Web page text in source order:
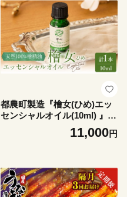
都農町製造『檜女(ひめ)エッ
センシャルオイル(10ml) 』計
1本 檜 香り 天然 リラックス
11,000円